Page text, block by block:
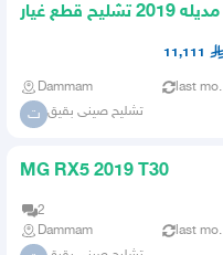
11,111
Dammam last mo.
ت تشليح صينى بقيق
MG RX5 2019 T30
2
Dammam
last mo.